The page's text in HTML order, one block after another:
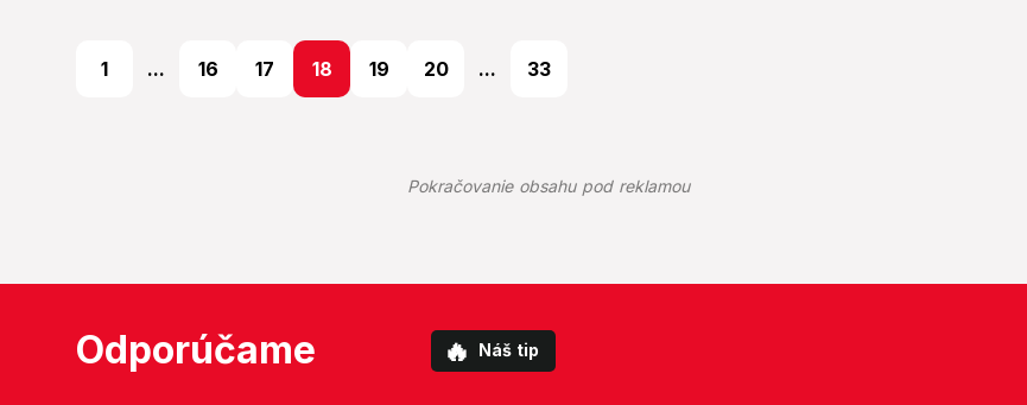
1 ... 16 17 18 19 20 ... 33
Pokračovanie obsahu pod reklamou
Odporúčame 🔥 Náš tip